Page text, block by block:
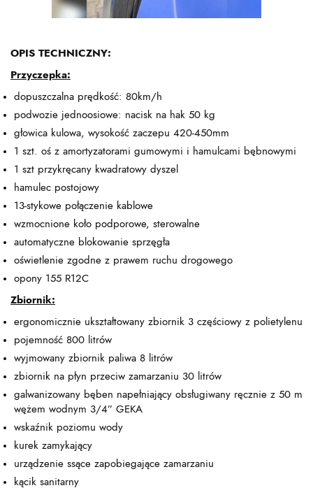
OPIS TECHNICZNY:
Przyczepka:
dopuszczalna prędkość: 80km/h
podwozie jednoosiowe: nacisk na hak 50 kg
głowica kulowa, wysokość zaczepu 420-450mm
1 szt. oś z amortyzatorami gumowymi i hamulcami bębnowymi
1 szt przykręcany kwadratowy dyszel
hamulec postojowy
13-stykowe połączenie kablowe
wzmocnione koło podporowe, sterowalne
automatyczne blokowanie sprzęgła
oświetlenie zgodne z prawem ruchu drogowego
opony 155 R12C
Zbiornik:
ergonomicznie ukształtowany zbiornik 3 częściowy z polietylenu
pojemność 800 litrów
wyjmowany zbiornik paliwa 8 litrów
zbiornik na płyn przeciw zamarzaniu 30 litrów
galwanizowany bęben napełniający obsługiwany ręcznie z 50 m
wężem wodnym 3/4” GEKA
wskaźnik poziomu wody
kurek zamykający
urządzenie ssące zapobiegające zamarzaniu
kącik sanitarny